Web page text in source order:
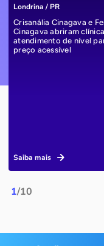
1/10
Londrina / PR
Crisanália Cinagava e
Cinagava abriram
atendimento de nível
preço acessível
Saiba mais